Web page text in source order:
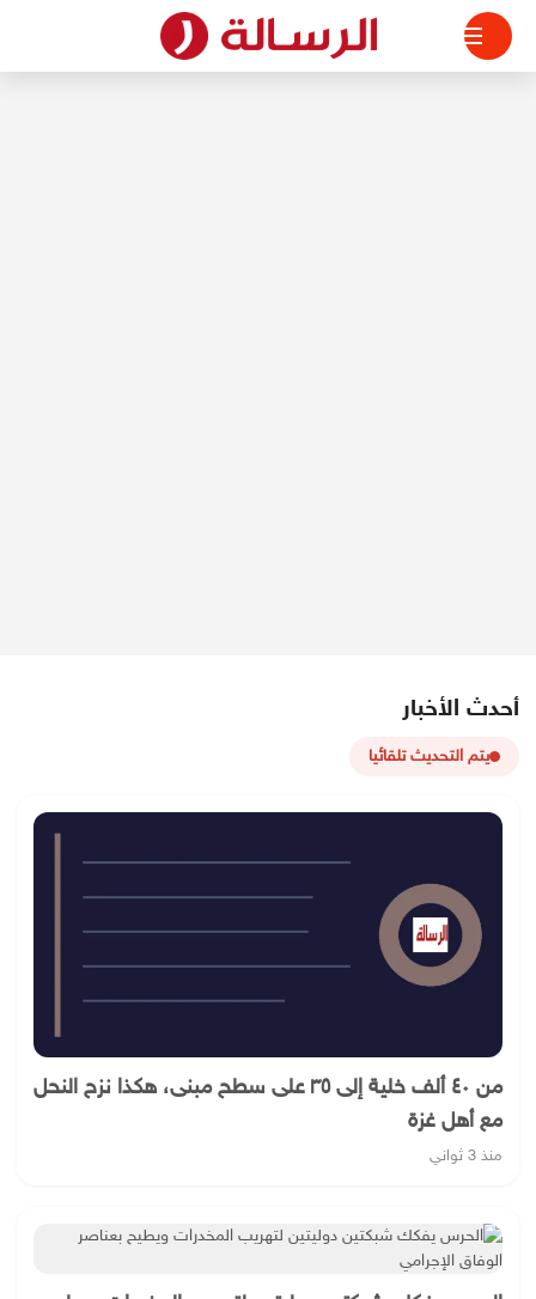
التجاوز
المحتوى
أحدث الأخبار
يتم التحديث تلقائيا
من ٤٠ ألف خلية إلى ٣٥ على سطح مبنى، هكذا نزح النحل
مع أهل غزة
منذ 3 ثواني